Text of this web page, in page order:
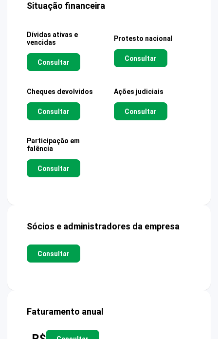
Situação financeira
Dívidas ativas e
vencidas
Consultar
Protesto nacional
Consultar
Cheques devolvidos
Consultar
Ações judiciais
Consultar
Participação em
falência
Consultar
Sócios e administradores da empresa
Consultar
Faturamento anual